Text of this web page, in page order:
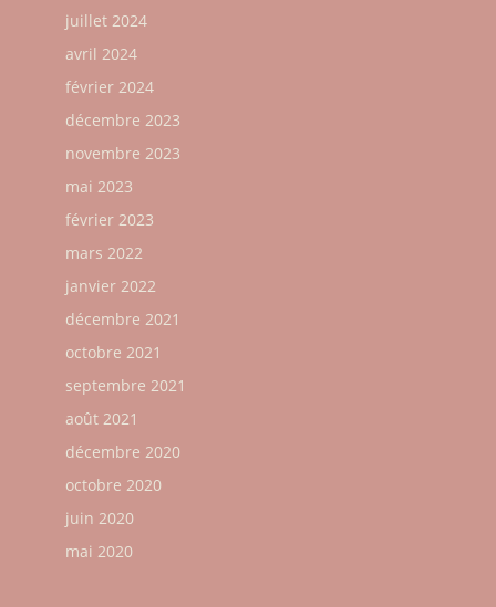
juillet 2024
avril 2024
février 2024
décembre 2023
novembre 2023
mai 2023
février 2023
mars 2022
janvier 2022
décembre 2021
octobre 2021
septembre 2021
août 2021
décembre 2020
octobre 2020
juin 2020
mai 2020